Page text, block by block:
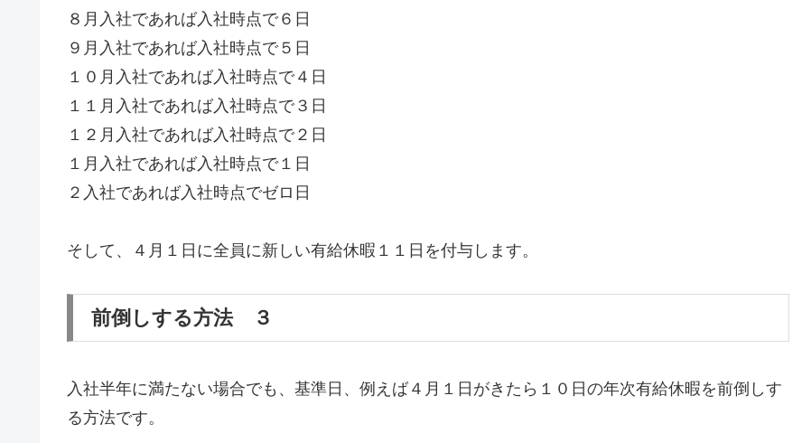
８月入社であれば入社時点で６日
９月入社であれば入社時点で５日
１０月入社であれば入社時点で４日
１１月入社であれば入社時点で３日
１２月入社であれば入社時点で２日
１月入社であれば入社時点で１日
２入社であれば入社時点でゼロ日
そして、４月１日に全員に新しい有給休暇１１日を付与します。
前倒しする方法 ３
入社半年に満たない場合でも、基準日、例えば４月１日がきたら１０日の年次有給休暇を前倒しす
る方法です。